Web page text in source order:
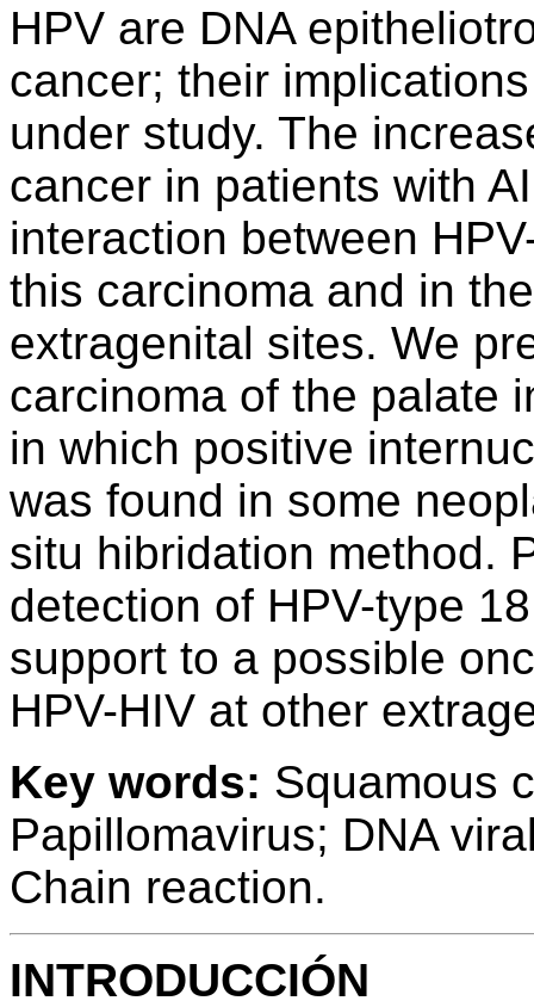
HPV are DNA
cancer; their
under study. The
cancer in patients with
interaction between
this carcinoma and in
extragenital sites. We
carcinoma of the palate
in which positive
was found in some
situ hibridation method.
detection of HPV-type
support to a possible
HPV-HIV at other
Key words: Squamous
Papillomavirus; DNA
Chain reaction.
INTRODUCCIÓN